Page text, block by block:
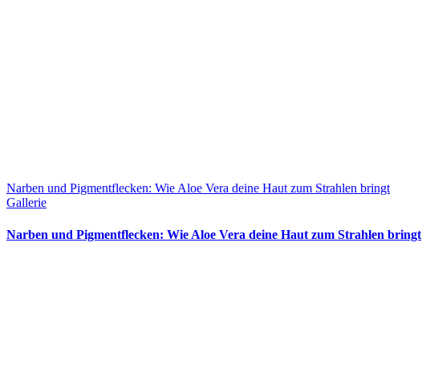
Narben und Pigmentflecken: Wie Aloe Vera deine Haut zum Strahlen bringt
Gallerie
Narben und Pigmentflecken: Wie Aloe Vera deine Haut zum Strahlen bringt